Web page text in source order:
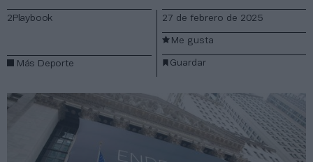
2Playbook
Más Deporte
27 de febrero de 2025
Guardar
Me gusta